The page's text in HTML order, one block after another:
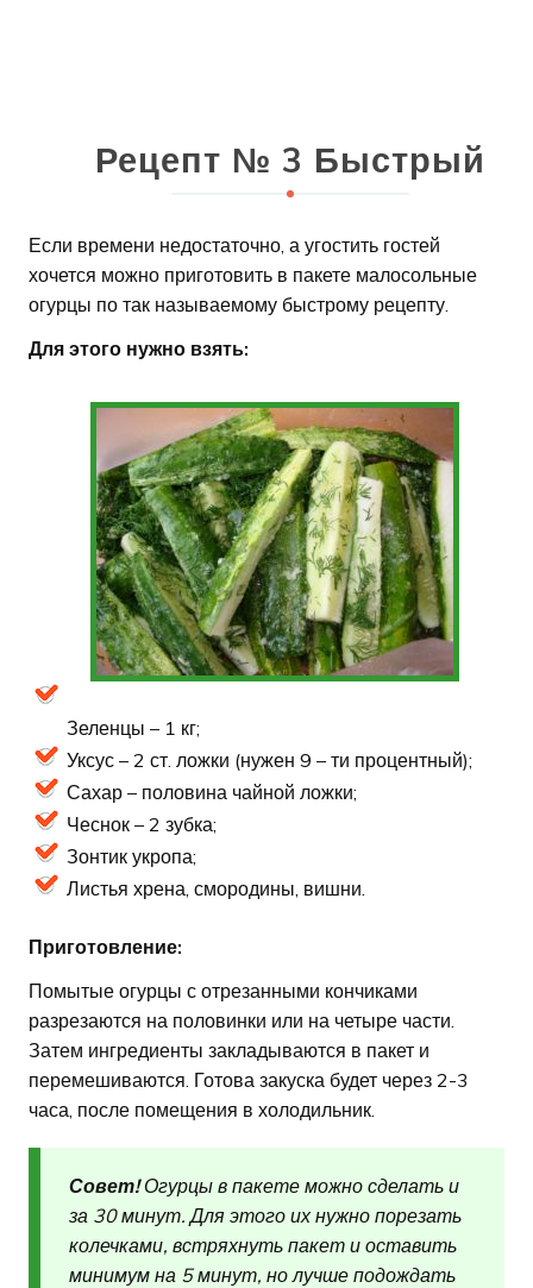
Рецепт № 3 Быстрый
Если времени недостаточно, а угостить гостей
хочется можно приготовить в пакете малосольные
огурцы по так называемому быстрому рецепту.
Для этого нужно взять:
Зеленцы – 1 кг;
Уксус – 2 ст. ложки (нужен 9 – ти процентный);
Сахар – половина чайной ложки;
Чеснок – 2 зубка;
Зонтик укропа;
Листья хрена, смородины, вишни.
Приготовление:
Помытые огурцы с отрезанными кончиками
разрезаются на половинки или на четыре части.
Затем ингредиенты закладываются в пакет и
перемешиваются. Готова закуска будет через 2-3
часа, после помещения в холодильник.
Совет!Огурцы в пакете можно сделать и
за 30 минут. Для этого их нужно порезать
колечками, встряхнуть пакет и оставить
минимум на 5 минут, но лучше подождать